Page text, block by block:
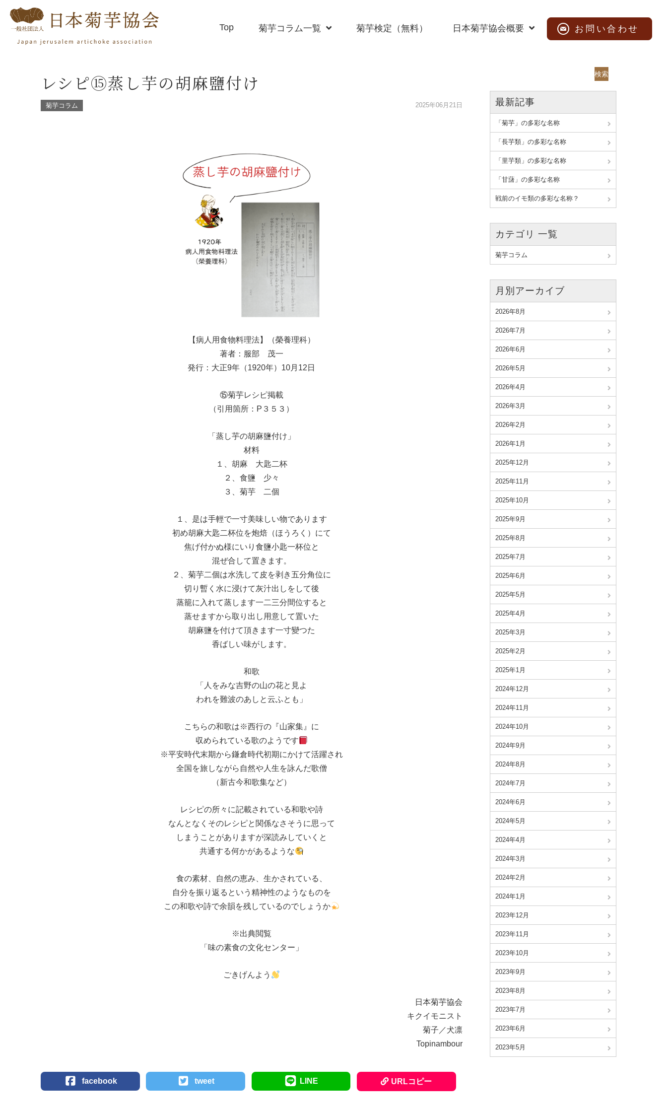
Top 菊芋コラム一覧 菊芋検定（無料） 日本菊芋協会概要 お問い合わせ
レシピ⑮蒸し芋の胡麻鹽付け
菊芋コラム 2025年06月21日
【病人用食物料理法】（榮養理科）
著者：服部 茂一
発行：大正9年（1920年）10月12日
⑮菊芋レシピ掲載
（引用箇所：P３５３）
「蒸し芋の胡麻鹽付け」
材料
１、胡麻 大匙二杯
２、食鹽 少々
３、菊芋 二個
１、是は手輕で一寸美味しい物であります
初め胡麻大匙二杯位を炮焙（ほうろく）にて
焦げ付かぬ様にいり食鹽小匙一杯位と
混ぜ合して置きます。
２、菊芋二個は水洗して皮を剥き五分角位に
切り暫く水に浸けて灰汁出しをして後
蒸籠に入れて蒸します一二三分間位すると
蒸せますから取り出し用意して置いた
胡麻鹽を付けて頂きます一寸變つた
香ばしい味がします。
和歌
「人をみな吉野の山の花と見よ
われを難波のあしと云ふとも」
こちらの和歌は※西行の『山家集』に
収められている歌のようです
※平安時代末期から鎌倉時代初期にかけて活躍され
全国を旅しながら自然や人生を詠んだ歌僧
（新古今和歌集など）
レシピの所々に記載されている和歌や詩
なんとなくそのレシピと関係なさそうに思って
しまうことがありますが深読みしていくと
共通する何かがあるような
食の素材、自然の恵み、生かされている、
自分を振り返るという精神性のようなものを
この和歌や詩で余韻を残しているのでしょうか
※出典閲覧
「味の素食の文化センター」
ごきげんよう
日本菊芋協会
キクイモニスト
菊子／犬凛
Topinambour
facebook tweet LINE URLコピー
検索
最新記事
「菊芋」の多彩な名称
「長芋類」の多彩な名称
「里芋類」の多彩な名称
「甘藷」の多彩な名称
戦前のイモ類の多彩な名称？
カテゴリ 一覧
菊芋コラム
月別アーカイブ
2026年8月
2026年7月
2026年6月
2026年5月
2026年4月
2026年3月
2026年2月
2026年1月
2025年12月
2025年11月
2025年10月
2025年9月
2025年8月
2025年7月
2025年6月
2025年5月
2025年4月
2025年3月
2025年2月
2025年1月
2024年12月
2024年11月
2024年10月
2024年9月
2024年8月
2024年7月
2024年6月
2024年5月
2024年4月
2024年3月
2024年2月
2024年1月
2023年12月
2023年11月
2023年10月
2023年9月
2023年8月
2023年7月
2023年6月
2023年5月